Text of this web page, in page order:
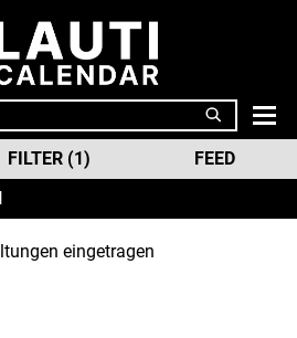
eingetragen
FILTER (1) FEED